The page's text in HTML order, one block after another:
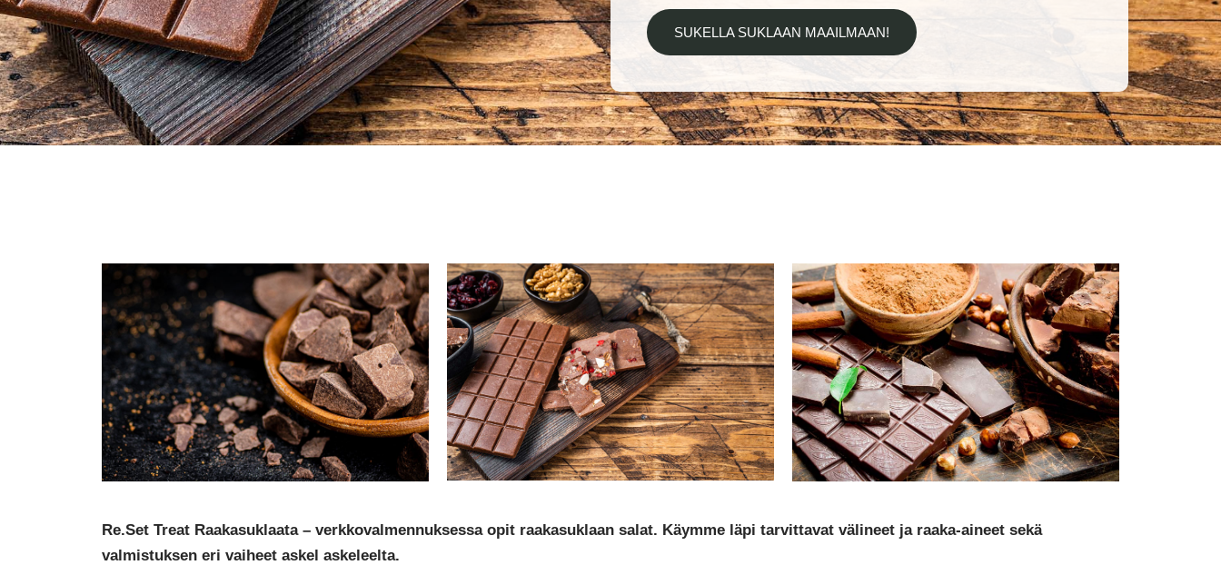
SUKELLA SUKLAAN MAAILMAAN!
Re.Set Treat Raakasuklaata – verkkovalmennuksessa opit raakasuklaan salat. Käymme läpi tarvittavat välineet ja raaka-aineet sekä
valmistuksen eri vaiheet askel askeleelta.